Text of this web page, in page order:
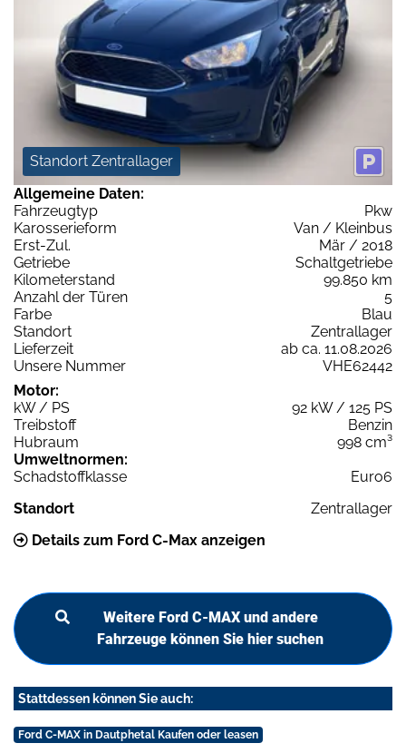
Standort Zentrallager
Allgemeine Daten:
Fahrzeugtyp
Pkw
Karosserieform
Van / Kleinbus
Erst-Zul.
Mär / 2018
Getriebe
Schaltgetriebe
Kilometerstand
99.850 km
Anzahl der Türen
5
Farbe
Blau
Standort
Zentrallager
Lieferzeit
ab ca. 11.08.2026
Unsere Nummer
VHE62442
Motor:
kW / PS
92 kW / 125 PS
Treibstoff
Benzin
Hubraum
998 cm³
Umweltnormen:
Schadstoffklasse
Euro6
Standort
Zentrallager
Details zum Ford C-Max anzeigen
Weitere Ford C-MAX und andere
Fahrzeuge können Sie hier suchen
Stattdessen können Sie auch:
Ford C-MAX in Dautphetal Kaufen oder leasen